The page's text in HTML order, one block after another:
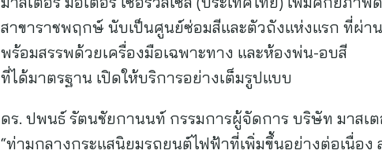
สาขาราชพฤกษ์ นับเป็นศูนย์ซ่อมสีและตัวถังแห่งแรก ที่ผ่า
พร้อมสรรพด้วยเครื่องมือเฉพาะทาง และห้องพ่น-อบสี
ที่ได้มาตรฐาน เปิดให้บริการอย่างเต็มรูปแบบ
ดร. ปพนธ์ รัตนชัยกานนท์ กรรมการผู้จัดการ บริษัท มาสเต
“ท่ามกลางกระแสนิยมรถยนต์ไฟฟ้าที่เพิ่มขึ้นอย่างต่อเนื่อ